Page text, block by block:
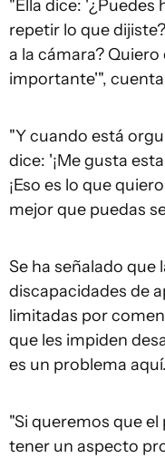
"Ella dice: '¿Puedes
repetir lo que
a la cámara?
importante'", cuenta
"Y cuando está
dice: '¡Me gusta
¡Eso es lo que
mejor que puedas
Se ha señalado que
discapacidades de
limitadas por
que les impiden
es un problema aquí.
"Si queremos que
tener un aspecto